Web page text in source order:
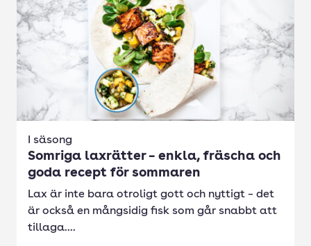
I säsong
Somriga laxrätter – enkla, fräscha och
goda recept för sommaren
Lax är inte bara otroligt gott och nyttigt – det
är också en mångsidig fisk som går snabbt att
tillaga....